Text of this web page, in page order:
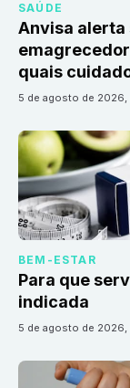
SAÚDE
Anvisa alerta
quais
5 de agosto de 2026
BEM-ESTAR
Para que
indicada
5 de agosto de 2026